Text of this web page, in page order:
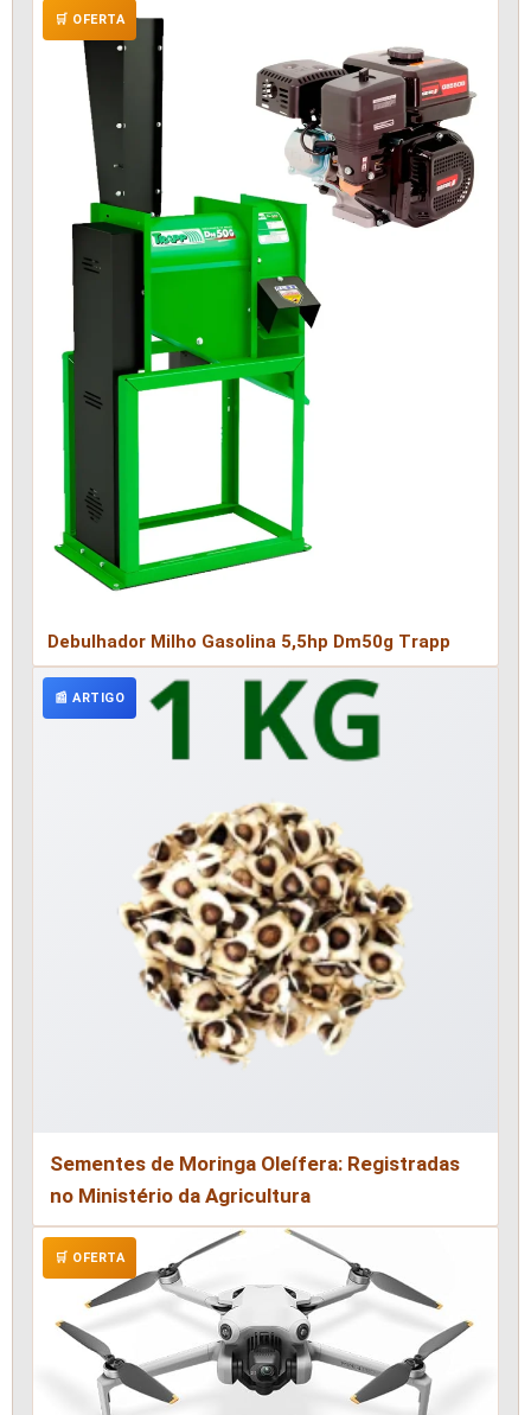
🛒 OFERTA
Debulhador Milho Gasolina 5,5hp Dm50g Trapp
📰 ARTIGO
Sementes de Moringa Oleífera: Registradas
no Ministério da Agricultura
🛒 OFERTA